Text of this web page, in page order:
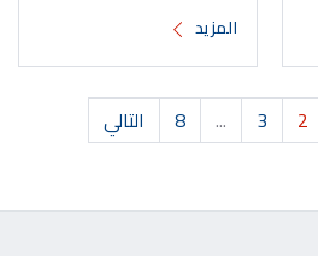
المزيد
2
3
...
8 التالي